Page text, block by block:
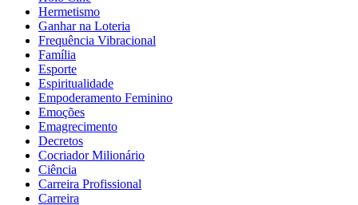
Hermetismo
Ganhar na Loteria
Frequência Vibracional
Família
Esporte
Espiritualidade
Empoderamento Feminino
Emoções
Emagrecimento
Decretos
Cocriador Milionário
Ciência
Carreira Profissional
Carreira